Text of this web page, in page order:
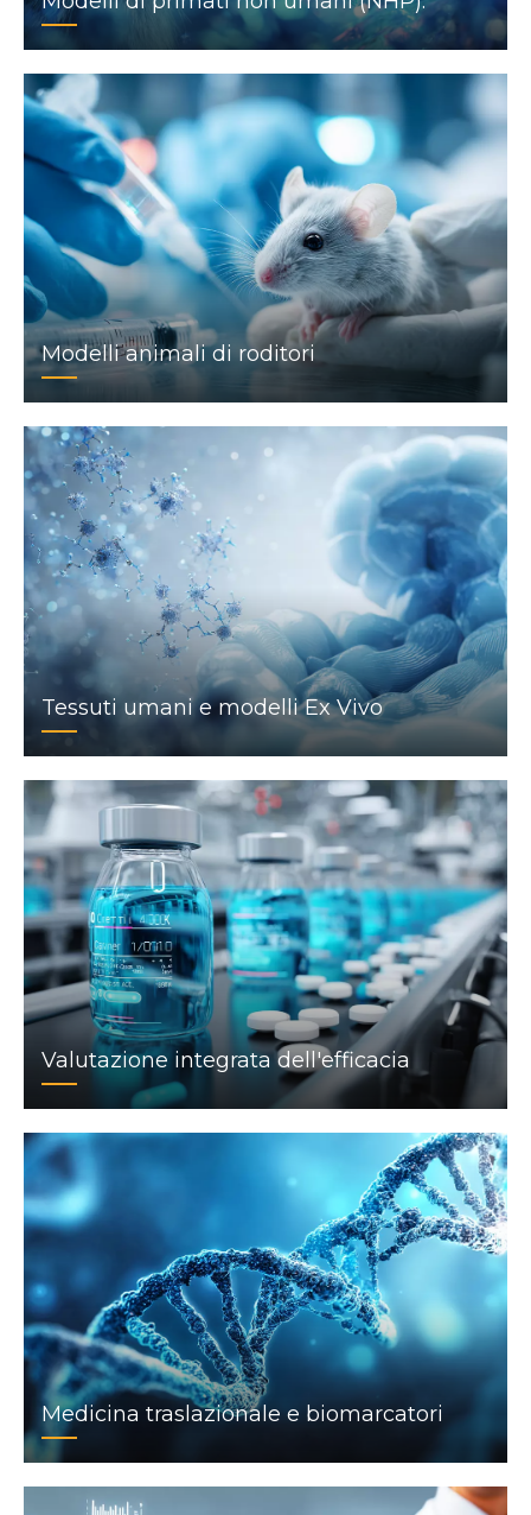
Modelli animali di roditori
Tessuti umani e modelli Ex Vivo
Valutazione integrata dell'efficacia
Medicina traslazionale e biomarcatori